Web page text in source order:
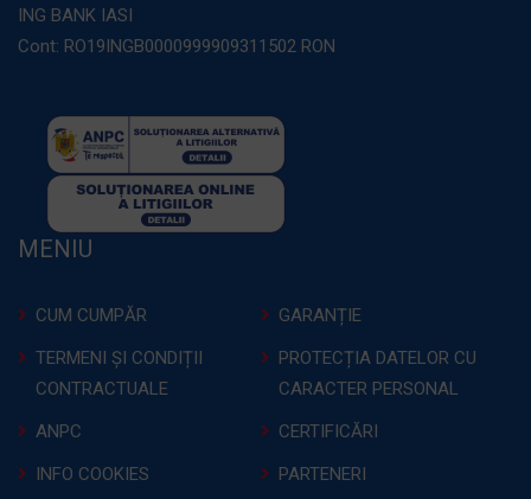
ING BANK IASI
Cont: RO19INGB0000999909311502 RON
MENIU
CUM CUMPĂR
GARANȚIE
TERMENI ȘI CONDIȚII
CONTRACTUALE
PROTECȚIA DATELOR CU
CARACTER PERSONAL
ANPC
CERTIFICĂRI
INFO COOKIES
PARTENERI